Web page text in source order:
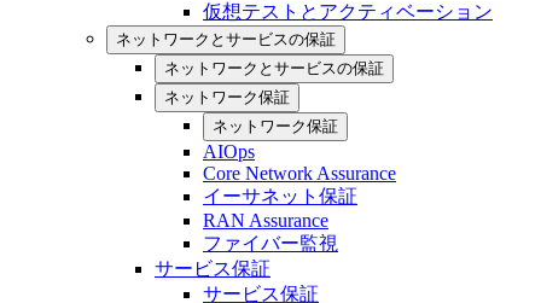
仮想テストとアクティベーション
ネットワークとサービスの保証
ネットワークとサービスの保証
ネットワーク保証
ネットワーク保証
AIOps
Core Network Assurance
イーサネット保証
RAN Assurance
ファイバー監視
サービス保証
サービス保証